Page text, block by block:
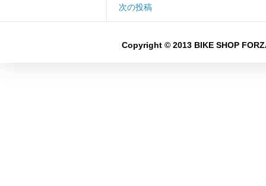
次の投稿
Copyright © 2013 BIKE SHOP